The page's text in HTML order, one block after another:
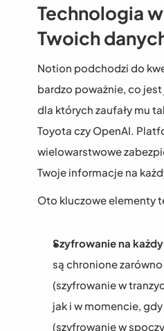
Technologia
Twoich
Notion podchodzi do
bardzo poważnie, co
dla których zaufały mu
Toyota czy OpenAI.
wielowarstwowe
Twoje informacje na
Oto kluczowe elementy
Szyfrowanie na
są chronione
(szyfrowanie w
jak i w momencie,
(szyfrowanie w